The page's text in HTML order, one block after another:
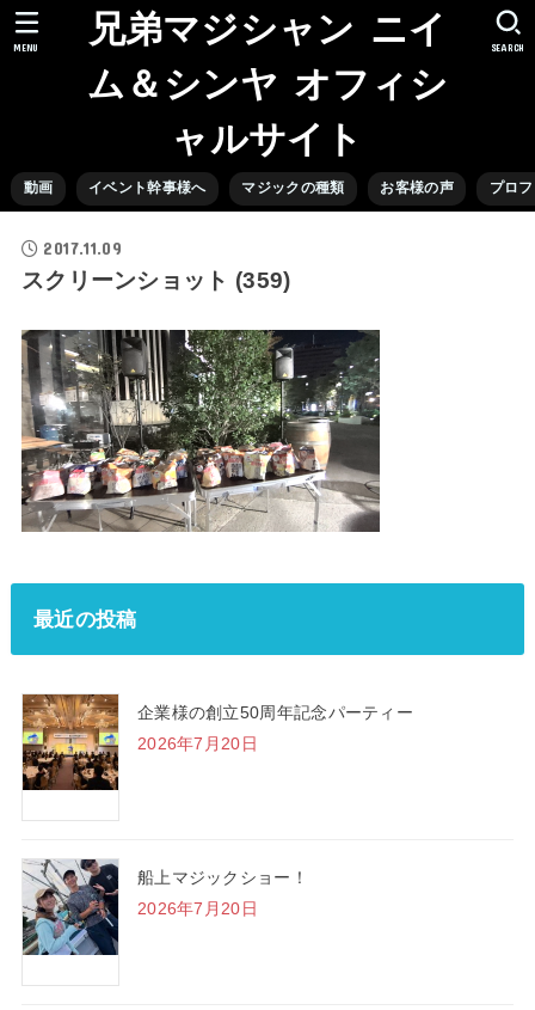
兄弟マジシャン ニイ
ム＆シンヤ オフィシ
ャルサイト
動画 イベント幹事様へ マジックの種類 お客様の声 プロ
SEARCH
MENU
2017.11.09
スクリーンショット (359)
最近の投稿
企業様の創立50周年記念パーティー
2026年7月20日
船上マジックショー！
2026年7月20日